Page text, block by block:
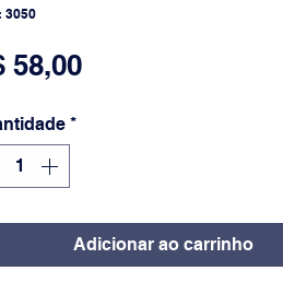
3050
58,00Preço
*
Adicionar ao carrinho